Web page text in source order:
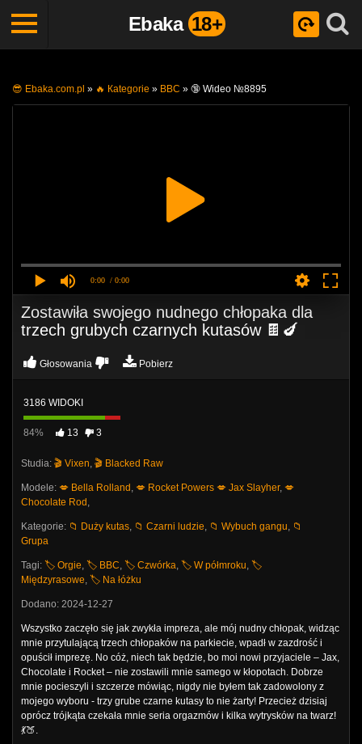
Ebaka 18+
😎 Ebaka.com.pl » 🔥 Кategorie » BBC » 🔞 Wideo №8895
0:00 / 0:00
Zostawiła swojego nudnego chłopaka dla
trzech grubych czarnych kutasów 🍫🍆
Głosowania Pobierz
3186 WIDOKI
84% 13 3
Studia: 🎬 Vixen, 🎬 Blacked Raw
Modele: 💋 Bella Rolland , 💋 Rocket Powers 💋 Jax Slayher, 💋
Chocolate Rod ,
Kategorie: 📁 Duży kutas, 📁 Czarni ludzie, 📁 Wybuch gangu, 📁
Grupa
Tagi: 🏷️ Orgie, 🏷️ BBC, 🏷️ Czwórka, 🏷️ W półmroku, 🏷️
Międzyrasowe, 🏷️ Na łóżku
Dodano: 2024-12-27
Wszystko zaczęło się jak zwykła impreza, ale mój nudny chłopak, widząc
mnie przytulającą trzech chłopaków na parkiecie, wpadł w zazdrość i
opuścił imprezę. No cóż, niech tak będzie, bo moi nowi przyjaciele – Jax,
Chocolate i Rocket – nie zostawili mnie samego w kłopotach. Dobrze
mnie pocieszyli i szczerze mówiąc, nigdy nie byłem tak zadowolony z
mojego wyboru - trzy grube czarne kutasy to nie żarty! Przecież dzisiaj
oprócz trójkąta czekała mnie seria orgazmów i kilka wytrysków na twarz!
💃🍑.